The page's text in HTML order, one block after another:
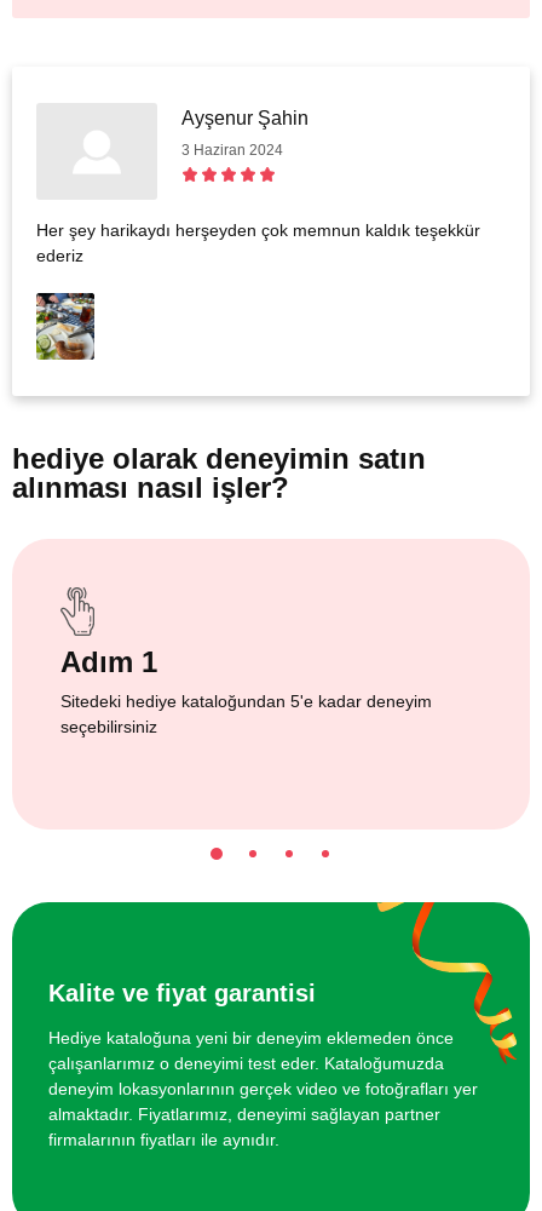
Ayşenur Şahin
3 Haziran 2024
Her şey harikaydı herşeyden çok memnun kaldık teşekkür
ederiz
hediye olarak deneyimin satın
alınması nasıl işler?
Adım 1
Sitedeki hediye kataloğundan 5'e kadar deneyim
seçebilirsiniz
Kalite ve fiyat garantisi
Hediye kataloğuna yeni bir deneyim eklemeden önce
çalışanlarımız o deneyimi test eder. Kataloğumuzda
deneyim lokasyonlarının gerçek video ve fotoğrafları yer
almaktadır. Fiyatlarımız, deneyimi sağlayan partner
firmalarının fiyatları ile aynıdır.